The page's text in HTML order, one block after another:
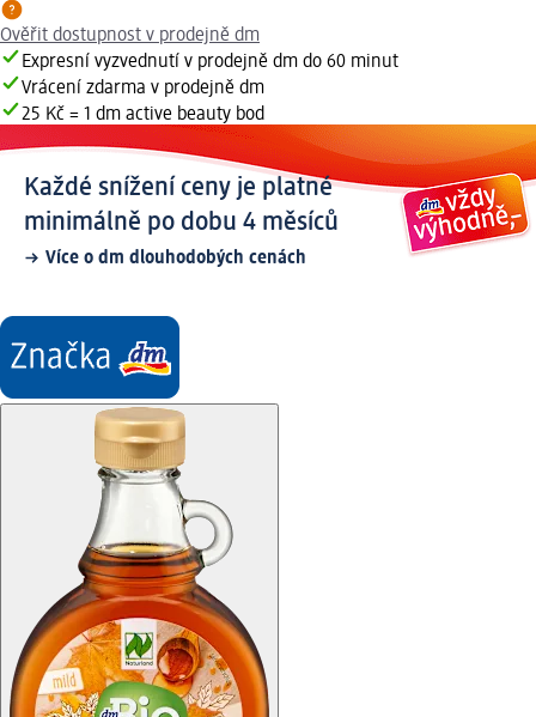
Ověřit dostupnost v prodejně dm
Expresní vyzvednutí v prodejně dm do 60 minut
Vrácení zdarma v prodejně dm
25 Kč = 1 dm active beauty bod
Každé snížení ceny je platné
minimálně po dobu 4 měsíců
Více o dm dlouhodobých cenách